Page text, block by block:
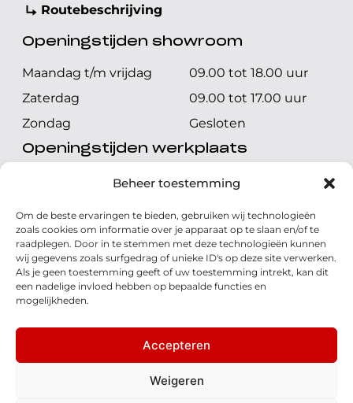
Beheer toestemming
Om de beste ervaringen te bieden, gebruiken wij technologieën
zoals cookies om informatie over je apparaat op te slaan en/of te
raadplegen. Door in te stemmen met deze technologieën kunnen
wij gegevens zoals surfgedrag of unieke ID's op deze site verwerken.
Als je geen toestemming geeft of uw toestemming intrekt, kan dit
een nadelige invloed hebben op bepaalde functies en
mogelijkheden.
Accepteren
Weigeren
Routebeschrijving
Openingstijden showroom
Maandag t/m vrijdag
09.00 tot 18.00 uur
Zaterdag
09.00 tot 17.00 uur
Zondag
Gesloten
Openingstijden werkplaats
Maandag t/m vrijdag
08.00 tot 17.00 uur
Zondag
Gesloten
Volg ons
© 2026 - Honda Welman